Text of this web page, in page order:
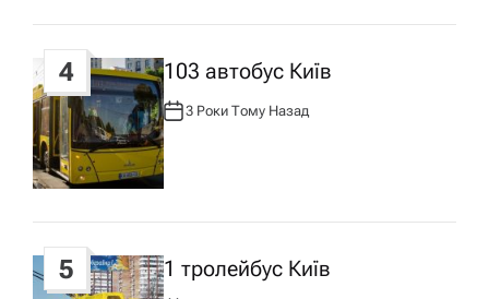
4 103 автобус Київ
А
В
Т
О
Р
:
3 Роки Тому Назад
5 1 тролейбус Київ